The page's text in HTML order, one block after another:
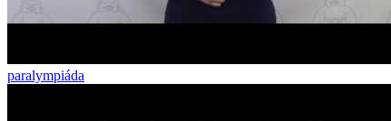
paralympiáda